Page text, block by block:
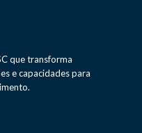
que transforma
e capacidades para